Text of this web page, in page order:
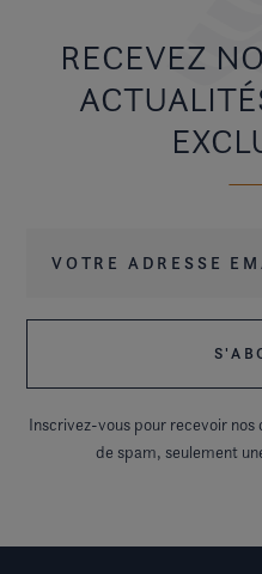
RECEVEZ
Inscrivez-vous pour recevoir
de spam, seulement